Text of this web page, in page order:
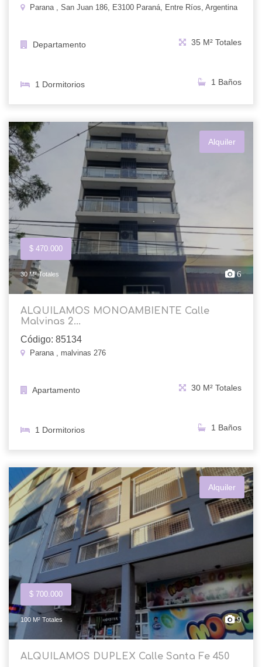
Parana , San Juan 186, E3100 Paraná, Entre Ríos, Argentina
Departamento 35 M² Totales
1 Dormitorios 1 Baños
Alquiler
$ 470.000
30 M² Totales 6
ALQUILAMOS MONOAMBIENTE Calle
Malvinas 2...
Código: 85134
Parana , malvinas 276
Apartamento 30 M² Totales
1 Dormitorios 1 Baños
Alquiler
$ 700.000
100 M² Totales 9
ALQUILAMOS DUPLEX Calle Santa Fe 450